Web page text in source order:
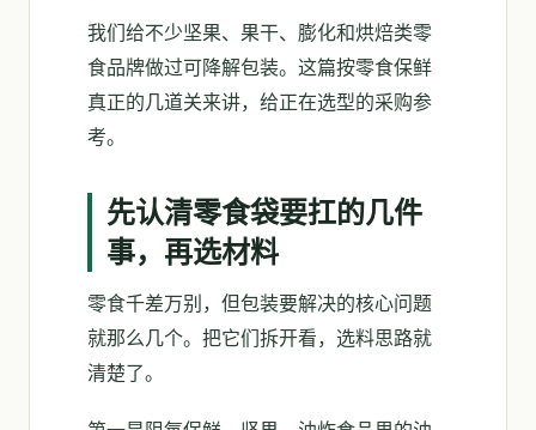
我们给不少坚果、果干、膨化和烘焙类零
食品牌做过可降解包装。这篇按零食保鲜
真正的几道关来讲，给正在选型的采购参
考。
先认清零食袋要扛的几件
事，再选材料
零食千差万别，但包装要解决的核心问题
就那么几个。把它们拆开看，选料思路就
清楚了。